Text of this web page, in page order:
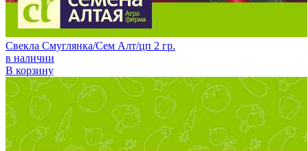
Свекла Смуглянка/Сем Алт/цп 2 гр.
в наличии
В корзину